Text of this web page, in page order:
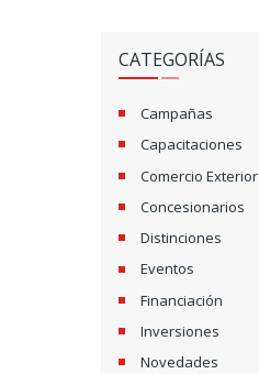
CATEGORÍAS
Campañas
Capacitaciones
Comercio Exterior
Concesionarios
Distinciones
Eventos
Financiación
Inversiones
Novedades